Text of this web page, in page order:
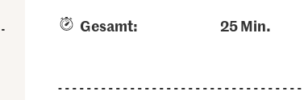
Gesamt: 25 Min.